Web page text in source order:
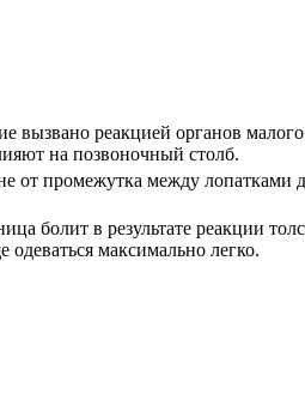
вызвано реакцией органов
на позвоночный столб.
от промежутка между лопатками
болит в результате реакции
максимально легко.